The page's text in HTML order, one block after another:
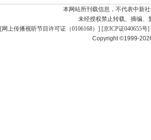
本网站所刊载信息，不代表中新
未经授权禁止转载、摘编、
[网上传播视听节目许可证（0106168） ] [京ICP证040655号]
Copyright ©1999-